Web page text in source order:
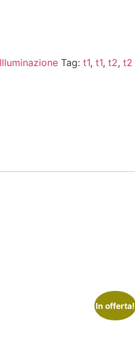
Tag: t1, t1, t2, t2
In offerta!